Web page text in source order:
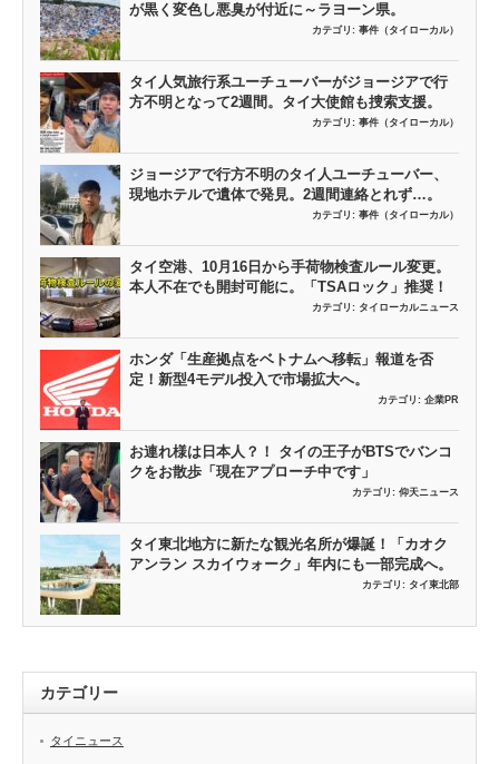
が黒く変色し悪臭が付近に～ラヨーン県。
カテゴリ: 事件（タイローカル）
タイ人気旅行系ユーチューバーがジョージアで行
方不明となって2週間。タイ大使館も捜索支援。
カテゴリ: 事件（タイローカル）
ジョージアで行方不明のタイ人ユーチューバー、
現地ホテルで遺体で発見。2週間連絡とれず…。
カテゴリ: 事件（タイローカル）
タイ空港、10月16日から手荷物検査ルール変更。
本人不在でも開封可能に。「TSAロック」推奨！
カテゴリ: タイローカルニュース
ホンダ「生産拠点をベトナムへ移転」報道を否
定！新型4モデル投入で市場拡大へ。
カテゴリ: 企業PR
お連れ様は日本人？！ タイの王子がBTSでバンコ
クをお散歩「現在アプローチ中です」
カテゴリ: 仰天ニュース
タイ東北地方に新たな観光名所が爆誕！「カオク
アンラン スカイウォーク」年内にも一部完成へ。
カテゴリ: タイ東北部
カテゴリー
タイニュース